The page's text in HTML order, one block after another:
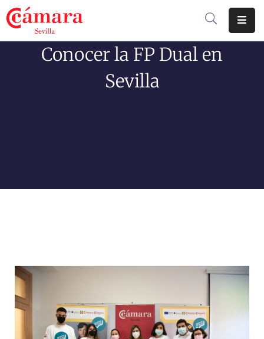
Programas
Conocer la FP Dual en
Sevilla